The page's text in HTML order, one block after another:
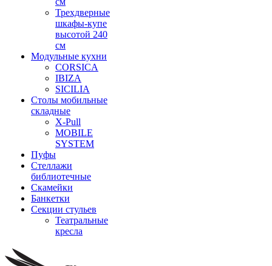
Трехдверные
шкафы-купе
высотой 240
см
Модульные кухни
CORSICA
IBIZA
SICILIA
Столы мобильные
складные
X-Pull
MOBILE
SYSTEM
Пуфы
Стеллажи
библиотечные
Скамейки
Банкетки
Секции стульев
Театральные
кресла